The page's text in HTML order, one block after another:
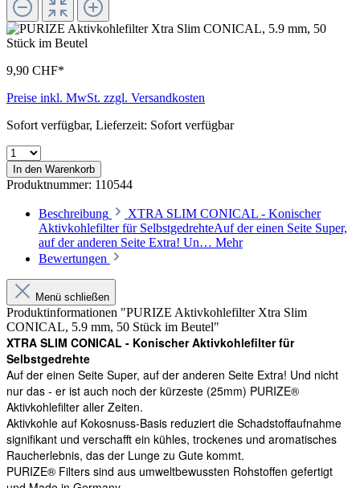
9,90 CHF*
Preise inkl. MwSt. zzgl. Versandkosten
Sofort verfügbar, Lieferzeit: Sofort verfügbar
In den Warenkorb
Produktnummer: 110544
Beschreibung
XTRA SLIM CONICAL - Konischer
Aktivkohlefilter für SelbstgedrehteAuf der einen Seite Super,
auf der anderen Seite Extra! Un… Mehr
Bewertungen
Menü schließen
Produktinformationen "PURIZE Aktivkohlefilter Xtra Slim
CONICAL, 5.9 mm, 50 Stück im Beutel"
XTRA SLIM CONICAL - Konischer Aktivkohlefilter für
Selbstgedrehte
Auf der einen Seite Super, auf der anderen Seite Extra! Und nicht
nur das - er ist auch noch der kürzeste (25mm) PURIZE®
Aktivkohlefilter aller Zeiten.
Aktivkohle auf Kokosnuss-Basis reduziert die Schadstoffaufnahme
signifikant und verschafft ein kühles, trockenes und aromatisches
Raucherlebnis, das der Lunge zu Gute kommt.
PURIZE® Filters sind aus umweltbewussten Rohstoffen gefertigt